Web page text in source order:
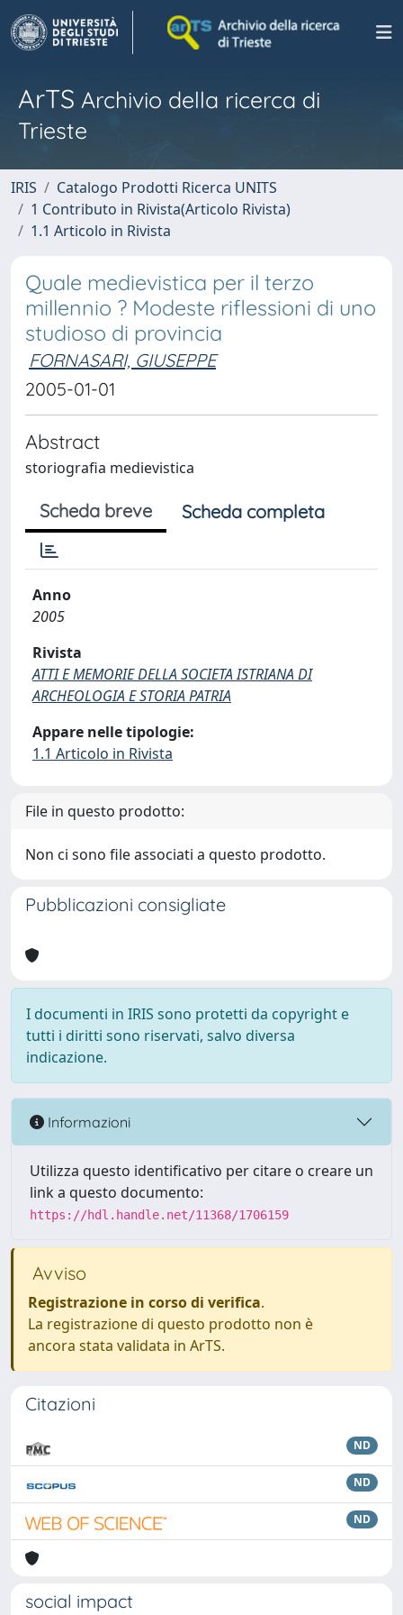
ArTS Archivio della ricerca di
Trieste
IRIS
Catalogo Prodotti Ricerca UNITS
1 Contributo in Rivista(Articolo Rivista)
1.1 Articolo in Rivista
Quale medievistica per il terzo
millennio ? Modeste riflessioni di uno
studioso di provincia
FORNASARI, GIUSEPPE
2005-01-01
Abstract
storiografia medievistica
Scheda breve Scheda completa
Anno
2005
Rivista
ATTI E MEMORIE DELLA SOCIETA ISTRIANA DI
ARCHEOLOGIA E STORIA PATRIA
Appare nelle tipologie:
1.1 Articolo in Rivista
File in questo prodotto:
Non ci sono file associati a questo prodotto.
Pubblicazioni consigliate
I documenti in IRIS sono protetti da copyright e
tutti i diritti sono riservati, salvo diversa
indicazione.
Informazioni
Utilizza questo identificativo per citare o creare un
link a questo documento:
https://hdl.handle.net/11368/1706159
Avviso
Registrazione in corso di verifica.
La registrazione di questo prodotto non è
ancora stata validata in ArTS.
Citazioni
ND
ND
ND
social impact